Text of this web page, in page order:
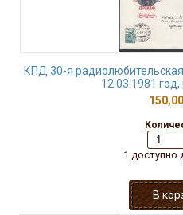
КПД 30-я
12.03.1981
1 доступно